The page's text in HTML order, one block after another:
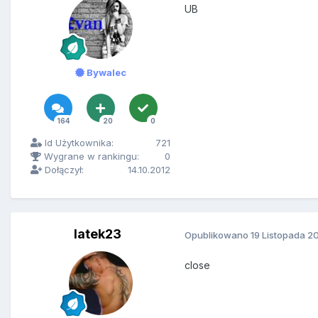
Bywalec
164 20 0
Id Użytkownika:
721
Wygrane w rankingu:
0
Dołączył:
14.10.2012
UB
latek23 Opublikowano 19 Listopada
close